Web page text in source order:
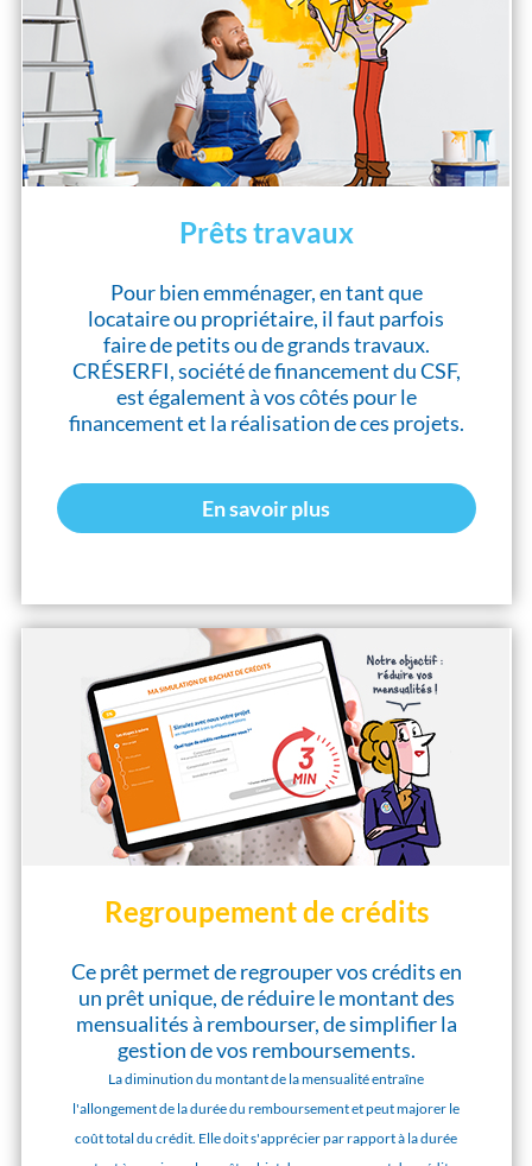
Prêts travaux
Pour bien emménager, en tant que
locataire ou propriétaire, il faut parfois
faire de petits ou de grands travaux.
CRÉSERFI, société de financement du CSF,
est également à vos côtés pour le
financement et la réalisation de ces projets.
En savoir plus
Regroupement de crédits
Ce prêt permet de regrouper vos crédits en
un prêt unique, de réduire le montant des
mensualités à rembourser, de simplifier la
gestion de vos remboursements.
La diminution du montant de la mensualité entraîne
l'allongement de la durée du remboursement et peut majorer le
coût total du crédit. Elle doit s'apprécier par rapport à la durée